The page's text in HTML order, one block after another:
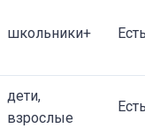
школьники+
дети,
взрослые